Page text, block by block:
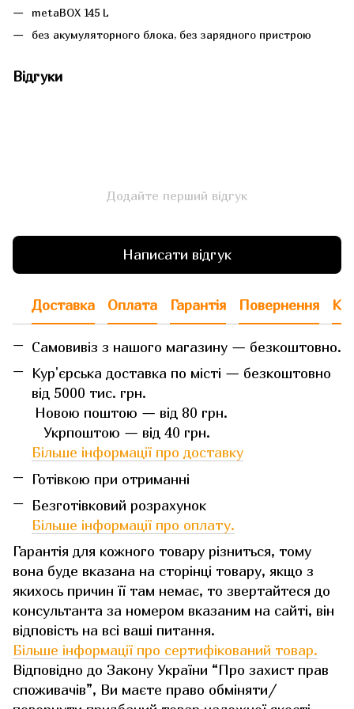
metaBOX 145 L
без акумуляторного блока, без зарядного пристрою
Відгуки
Додайте перший відгук
Написати відгук
Доставка Оплата Гарантія Повернення
Самовивіз з нашого магазину — безкоштовно.
Кур'єрська доставка по місті — безкоштовно
від 5000 тис. грн.
Новою поштою — від 80 грн.
Укрпоштою — від 40 грн.
Більше інформації про доставку
Готівкою при отриманні
Безготівковий розрахунок
Більше інформації про оплату.
Гарантія для кожного товару різниться, тому
вона буде вказана на сторінці товару, якщо з
якихось причин її там немає, то звертайтеся до
консультанта за номером вказаним на сайті, він
відповість на всі ваші питання.
Більше інформації про сертифікований товар.
Відповідно до Закону України “Про захист прав
споживачів”, Ви маєте право обміняти/